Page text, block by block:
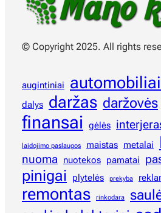
© Copyright 2025. All rights
augintiniai automobiliai
dalys daržas daržovės
finansai gėlės
laidojimo paslaugos maistas metalai
nuoma nuotekos pamatai
pinigai plytelės prekyba
remontas rinkodara